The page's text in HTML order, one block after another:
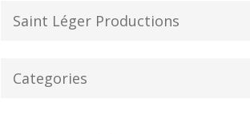
zumSaint Léger Productions
Categories